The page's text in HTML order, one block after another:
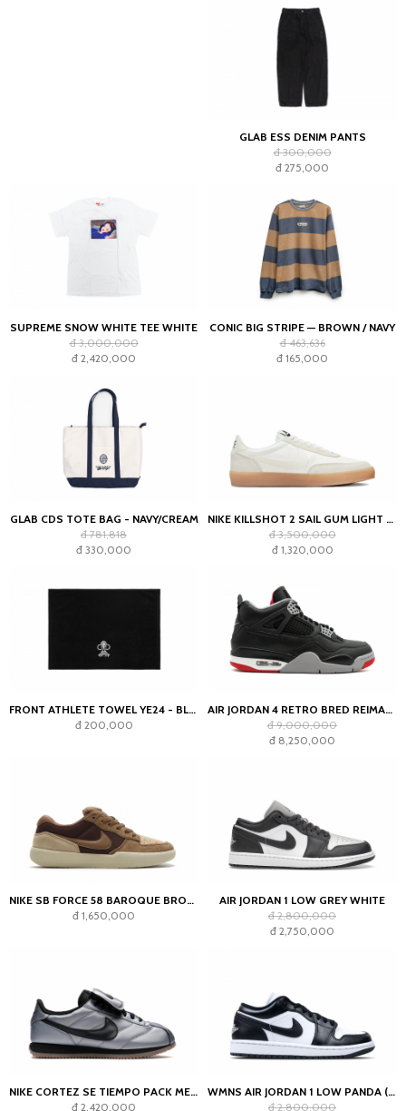
GLAB ESS DENIM PANTS
đ 300,000
đ 275,000
SUPREME SNOW WHITE TEE WHITE
đ 3,000,000
đ 2,420,000
CONIC BIG STRIPE — BROWN / NAVY
đ 463,636
đ 165,000
GLAB CDS TOTE BAG - NAVY/CREAM
đ 781,818
đ 330,000
NIKE KILLSHOT 2 SAIL GUM LIGHT OREWOOD BROWN (WOMEN'S)
đ 3,500,000
đ 1,320,000
FRONT ATHLETE TOWEL YE24 - BLACK
đ 200,000
AIR JORDAN 4 RETRO BRED REIMAGINED
đ 9,000,000
đ 8,250,000
NIKE SB FORCE 58 BAROQUE BROWN PARACHUTE BEIGE DESERT KHAKI MOSSWOOD BROWN
đ 1,650,000
AIR JORDAN 1 LOW GREY WHITE
đ 2,800,000
đ 2,750,000
NIKE CORTEZ SE TIEMPO PACK METALLIC COOL GREY
đ 2,420,000
WMNS AIR JORDAN 1 LOW PANDA (2023)
đ 2,800,000